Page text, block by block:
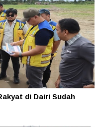
di Dairi Sudah